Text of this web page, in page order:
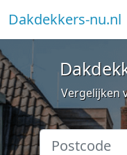
Dakdekkers-nu.nl
Vergelijken